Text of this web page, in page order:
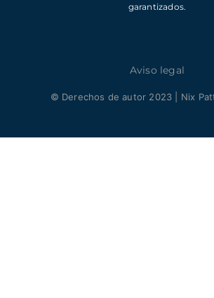
garantizados.
© Derechos de autor 2023 | Nix
Aviso legal